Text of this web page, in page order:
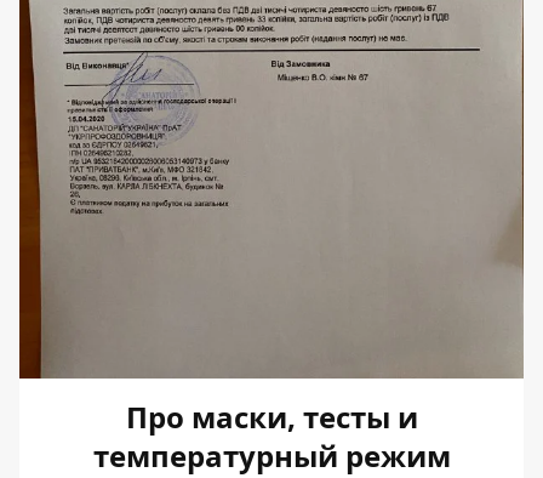
Про маски, тесты и
температурный режим